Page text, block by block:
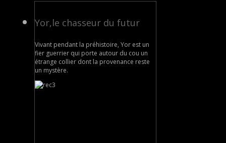
Yor,le chasseur du futur
Vivant pendant la préhistoire, Yor est un
fier guerrier qui porte autour du cou un
étrange collier dont la provenance reste
un mystère.